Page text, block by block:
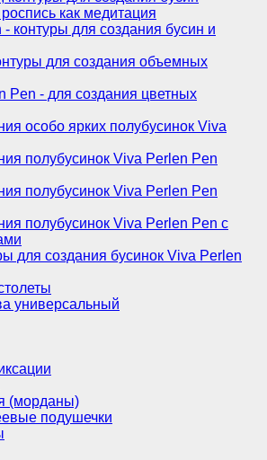
как медитация
контуры для создания бусин и
для создания объемных
Pen - для создания цветных
особо ярких полубусинок Viva
полубусинок Viva Perlen Pen
полубусинок Viva Perlen Pen
полубусинок Viva Perlen Pen с
для создания бусинок Viva Perlen
универсальный
(морданы)
подушечки